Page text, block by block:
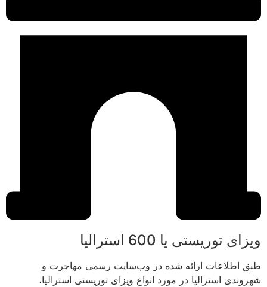
ویزای توریستی یا 600 استرالیا
طبق اطلاعات ارائه شده در وب‌سایت رسمی مهاجرت و
شهروندی استرالیا در مورد انواع ویزای توریستی استرالیا،